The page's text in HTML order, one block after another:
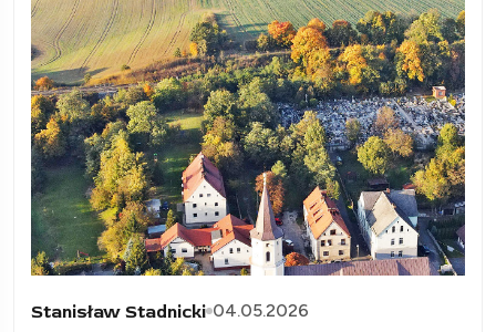
Stanisław Stadnicki 04.05.2026